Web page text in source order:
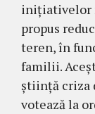
inițiativelor
propus
teren, în
familii.
știință criza
votează la